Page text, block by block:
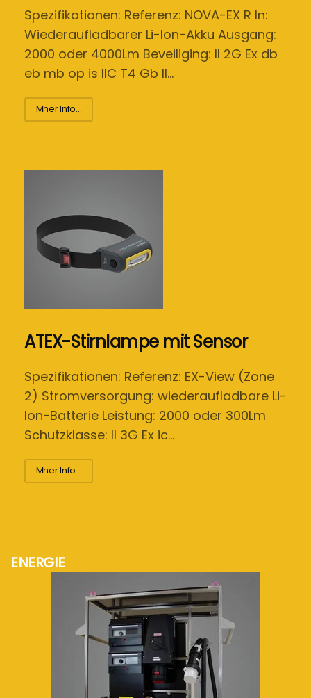
Spezifikationen: Referenz: NOVA-EX R In:
Wiederaufladbarer Li-Ion-Akku Ausgang:
2000 oder 4000Lm Beveiliging: II 2G Ex db
eb mb op is IIC T4 Gb II…
Mher Info...
ATEX-Stirnlampe mit Sensor
Spezifikationen: Referenz: EX-View (Zone
2) Stromversorgung: wiederaufladbare Li-
Ion-Batterie Leistung: 2000 oder 300Lm
Schutzklasse: II 3G Ex ic…
Mher Info...
ENERGIE